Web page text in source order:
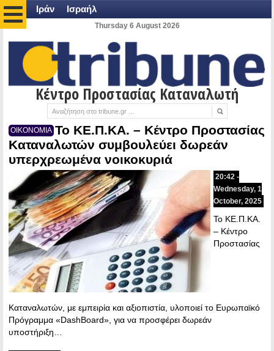
Ιράν Ισραήλ
Thursday 6 August 2026
Κέντρο Προστασίας Καταναλωτή
ΟΙΚΟΝΟΜΙΑ Το ΚΕ.Π.ΚΑ. – Κέντρο Προστασίας
Καταναλωτών συμβουλεύει δωρεάν
υπερχρεωμένα νοικοκυριά
20:42 -
Wednesday, 1
October, 2025
Το ΚΕ.Π.ΚΑ.
– Κέντρο
Προστασίας
Καταναλωτών, με εμπειρία και αξιοπιστία, υλοποιεί το Ευρωπαϊκό
Πρόγραμμα «DashBoard», για να προσφέρει δωρεάν
υποστήριξη…